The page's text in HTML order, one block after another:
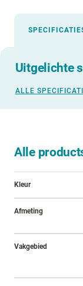
Uitgelichte
ALLE
Alle
Kleur
Afmeting
Vakgebied